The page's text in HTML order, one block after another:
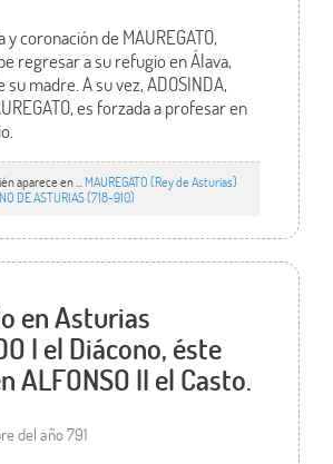
y coronación de MAUREGATO,
regresar a su refugio en Álava,
madre. A su vez, ADOSINDA,
es forzada a profesar en
aparece en ... MAUREGATO (Rey de Asturias)
DE ASTURIAS (718-910)
en Asturias
I el Diácono, éste
ALFONSO II el Casto.
del año 791